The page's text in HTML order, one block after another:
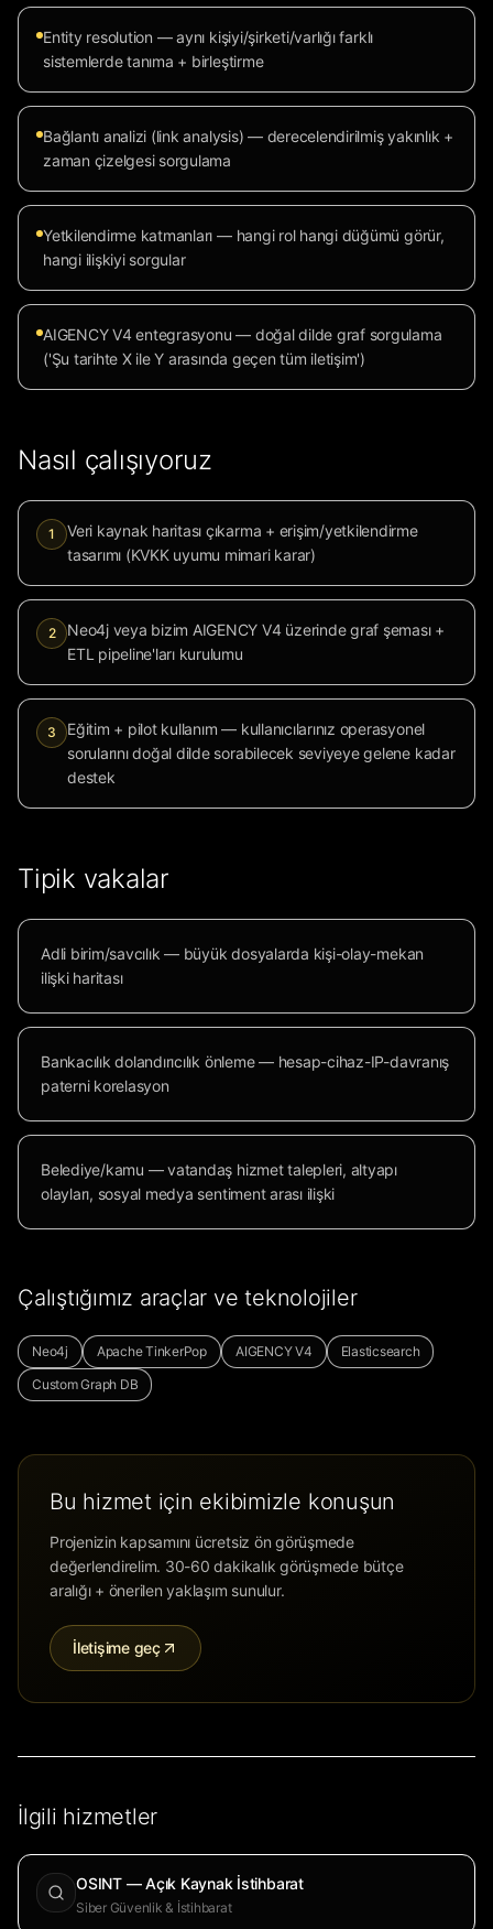
Entity resolution — aynı kişiyi/şirketi/varlığı farklı
sistemlerde tanıma + birleştirme
Bağlantı analizi (link analysis) — derecelendirilmiş yakınlık +
zaman çizelgesi sorgulama
Yetkilendirme katmanları — hangi rol hangi düğümü görür,
hangi ilişkiyi sorgular
AIGENCY V4 entegrasyonu — doğal dilde graf sorgulama
('Şu tarihte X ile Y arasında geçen tüm iletişim')
Nasıl çalışıyoruz
1
Veri kaynak haritası çıkarma + erişim/yetkilendirme
tasarımı (KVKK uyumu mimari karar)
2
Neo4j veya bizim AIGENCY V4 üzerinde graf şeması +
ETL pipeline'ları kurulumu
3
Eğitim + pilot kullanım — kullanıcılarınız operasyonel
sorularını doğal dilde sorabilecek seviyeye gelene kadar
destek
Tipik vakalar
Adli birim/savcılık — büyük dosyalarda kişi-olay-mekan
ilişki haritası
Bankacılık dolandırıcılık önleme — hesap-cihaz-IP-davranış
paterni korelasyon
Belediye/kamu — vatandaş hizmet talepleri, altyapı
olayları, sosyal medya sentiment arası ilişki
Çalıştığımız araçlar ve teknolojiler
Neo4j Apache TinkerPop AIGENCY V4
Elasticsearch
Custom Graph DB
Bu hizmet için ekibimizle konuşun
Projenizin kapsamını ücretsiz ön görüşmede
değerlendirelim. 30-60 dakikalık görüşmede bütçe
aralığı + önerilen yaklaşım sunulur.
İletişime geç
İlgili hizmetler
OSINT — Açık Kaynak İstihbarat
Siber Güvenlik & İstihbarat